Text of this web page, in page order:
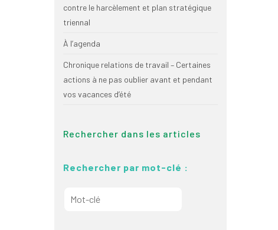
contre le harcèlement et plan stratégique
triennal
À l’agenda
Chronique relations de travail – Certaines
actions à ne pas oublier avant et pendant
vos vacances d’été
Rechercher dans les articles
Rechercher par mot-clé :